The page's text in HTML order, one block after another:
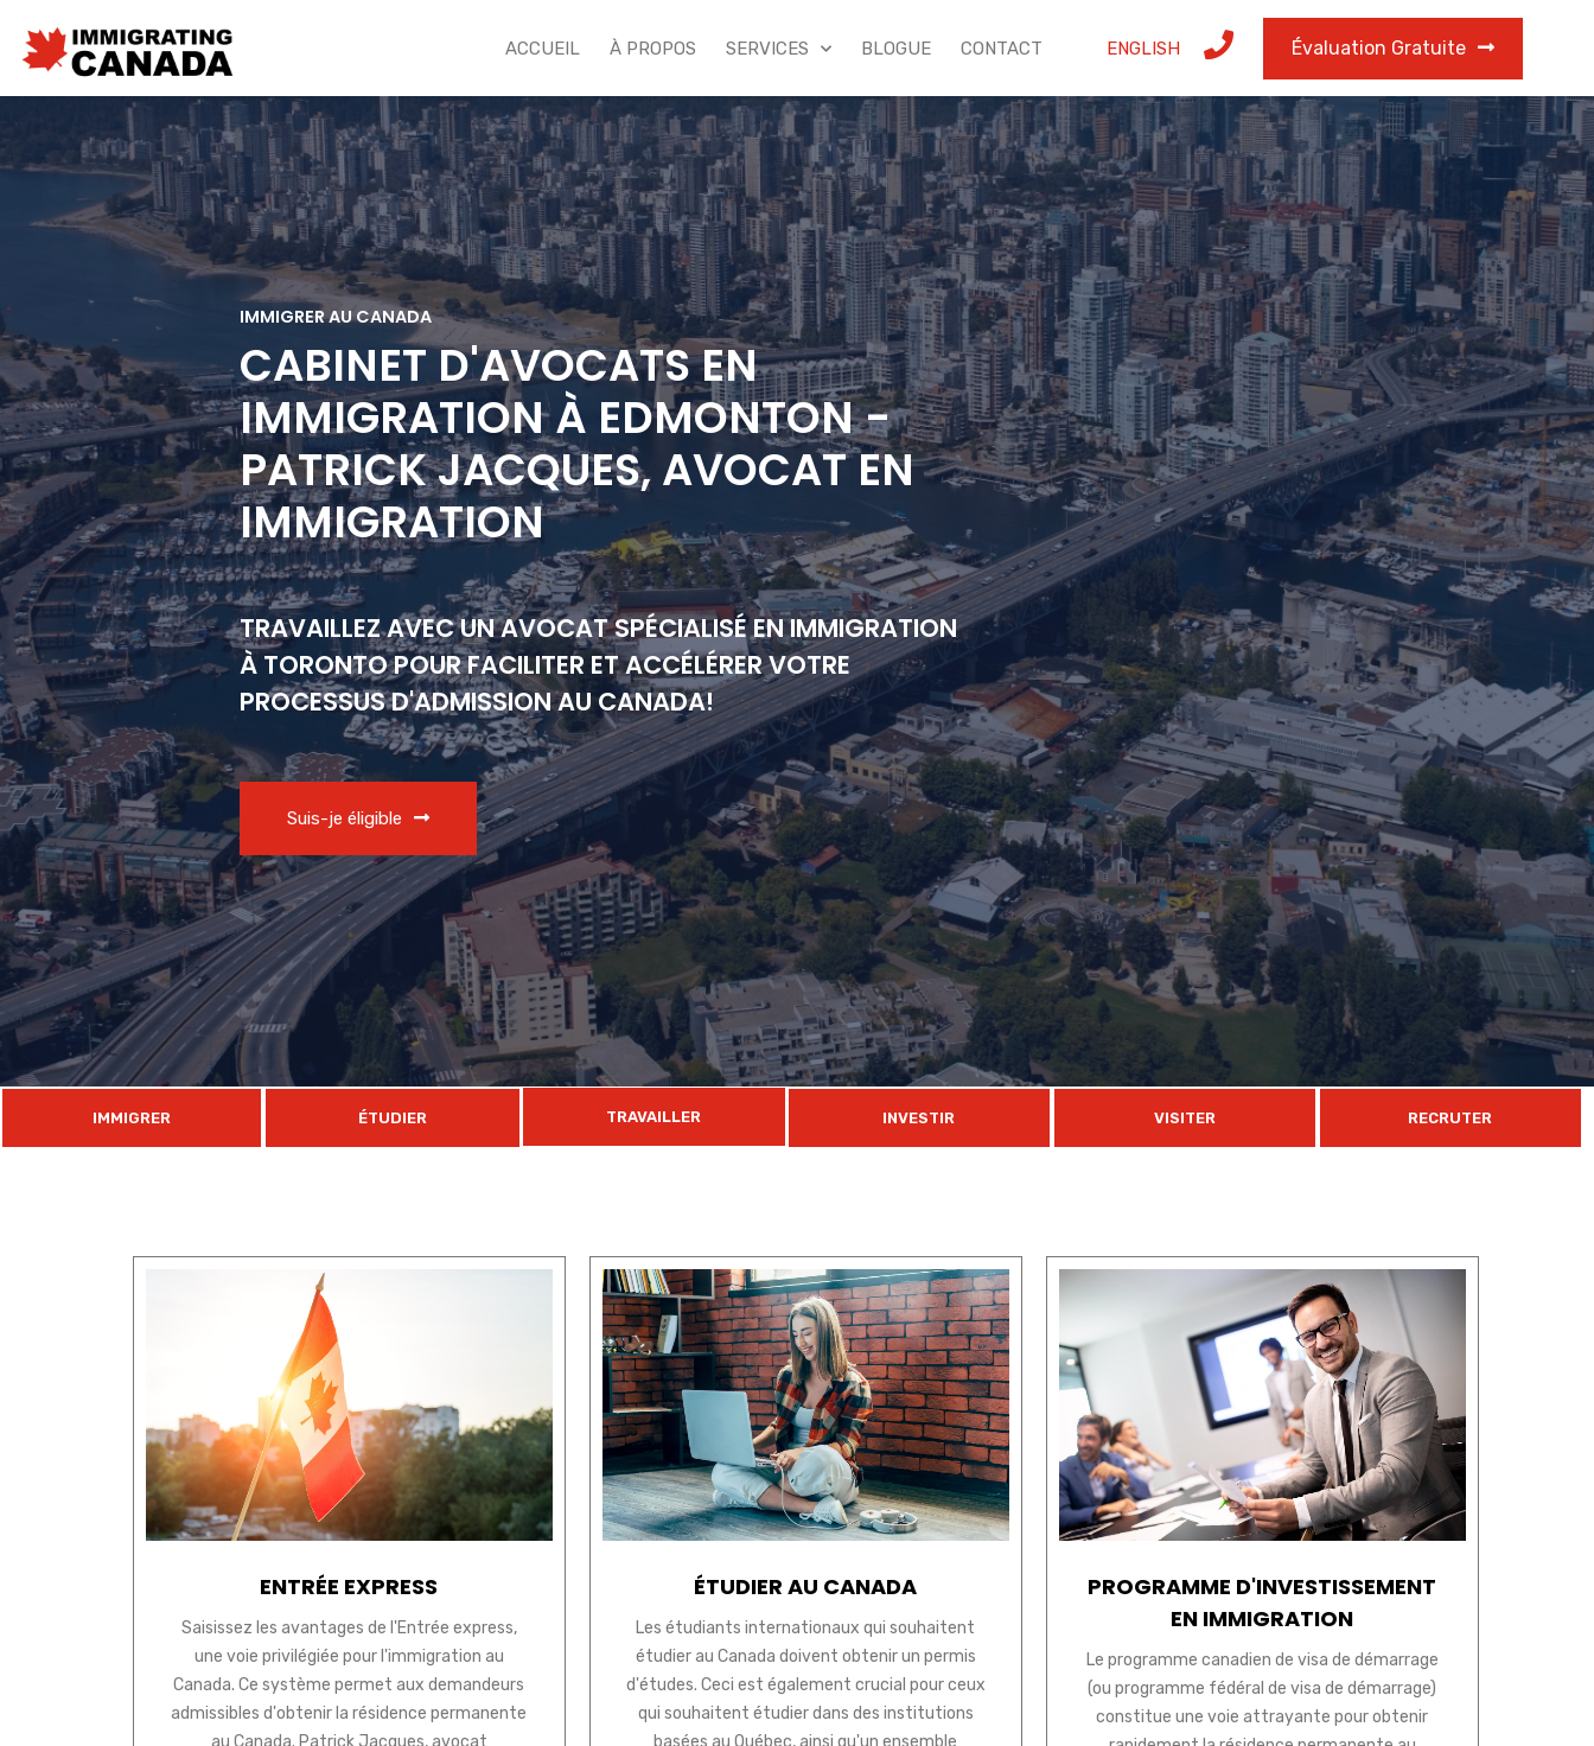
ACCUEIL À PROPOS SERVICES BLOGUE CONTACT ENGLISH Évaluation Gratuite
IMMIGRER AU CANADA
CABINET D'AVOCATS EN
IMMIGRATION À EDMONTON -
PATRICK JACQUES, AVOCAT EN
IMMIGRATION
TRAVAILLEZ AVEC UN AVOCAT SPÉCIALISÉ EN IMMIGRATION
À TORONTO POUR FACILITER ET ACCÉLÉRER VOTRE
PROCESSUS D'ADMISSION AU CANADA!
Suis-je éligible
IMMIGRER ÉTUDIER TRAVAILLER INVESTIR VISITER RECRUTER
ENTRÉE EXPRESS
Saisissez les avantages de l'Entrée express,
une voie privilégiée pour l'immigration au
Canada. Ce système permet aux demandeurs
admissibles d'obtenir la résidence permanente
au Canada. Patrick Jacques, avocat
ÉTUDIER AU CANADA
Les étudiants internationaux qui souhaitent
étudier au Canada doivent obtenir un permis
d'études. Ceci est également crucial pour ceux
qui souhaitent étudier dans des institutions
basées au Québec, ainsi qu'un ensemble
PROGRAMME D'INVESTISSEMENT
EN IMMIGRATION
Le programme canadien de visa de démarrage
(ou programme fédéral de visa de démarrage)
constitue une voie attrayante pour obtenir